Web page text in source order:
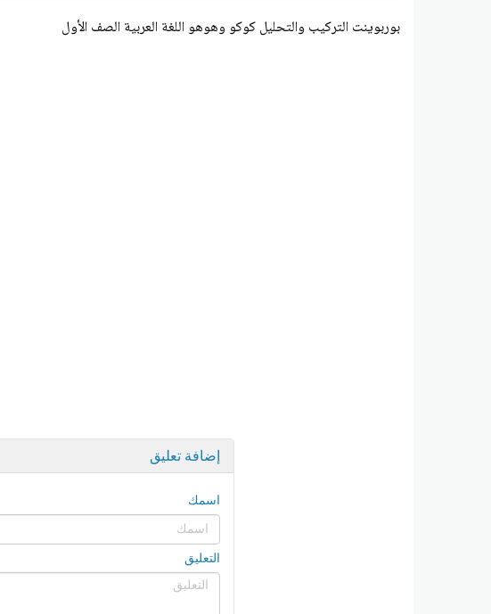
بوربوينت التركيب والتحليل كوكو وهوهو اللغة العربية الصف الأول
إضافة تعليق
اسمك
التعليق